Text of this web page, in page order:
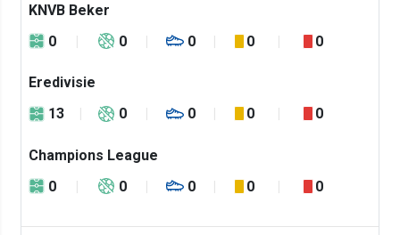
KNVB Beker
0
0 0 0 0
Eredivisie
13
0 0 0 0
Champions League
0
0 0 0 0